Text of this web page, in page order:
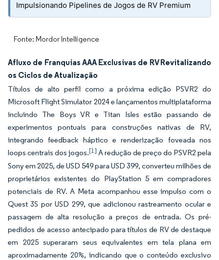
Impulsionando Pipelines de Jogos de RV Premium
Fonte: Mordor Intelligence
Afluxo de Franquias AAA Exclusivas de RV Revitalizando
os Ciclos de Atualização
Títulos de alto perfil como a próxima edição PSVR2 do
Microsoft Flight Simulator 2024 e lançamentos multiplataforma
incluindo The Boys VR e Titan Isles estão passando de
experimentos pontuais para construções nativas de RV,
integrando feedback háptico e renderização foveada nos
loops centrais dos jogos.[1] A redução de preço do PSVR2 pela
Sony em 2025, de USD 549 para USD 399, converteu milhões de
proprietários existentes do PlayStation 5 em compradores
potenciais de RV. A Meta acompanhou esse impulso com o
Quest 3S por USD 299, que adicionou rastreamento ocular e
passagem de alta resolução a preços de entrada. Os pré-
pedidos de acesso antecipado para títulos de RV de destaque
em 2025 superaram seus equivalentes em tela plana em
aproximadamente 20%, indicando que o conteúdo exclusivo